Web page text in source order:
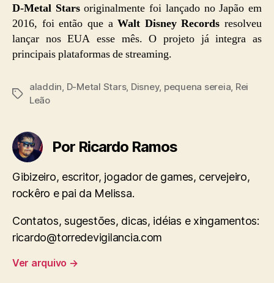
D-Metal Starsoriginalmente foi lançado no Japão em
2016, foi então que aWalt Disney Records resolveu
lançar nos EUA esse mês. O projeto já integra as
principais plataformas de streaming.
Tags
aladdin D-Metal Stars, Disney, pequena sereia Rei
Leão
Por Ricardo Ramos
Gibizeiro, escritor, jogador de games, cervejeiro,
rockêro e pai da Melissa.
Contatos, sugestões, dicas, idéias e xingamentos:
ricardo@torredevigilancia.com
Ver arquivo →